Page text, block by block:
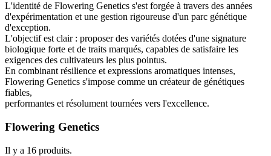
L'identité de Flowering Genetics s'est forgée à travers des années
d'expérimentation et une gestion rigoureuse d'un parc génétique
d'exception.
L'objectif est clair : proposer des variétés dotées d'une signature
biologique forte et de traits marqués, capables de satisfaire les
exigences des cultivateurs les plus pointus.
En combinant résilience et expressions aromatiques intenses,
Flowering Genetics s'impose comme un créateur de génétiques
fiables,
performantes et résolument tournées vers l'excellence.
Flowering Genetics
Il y a 16 produits.